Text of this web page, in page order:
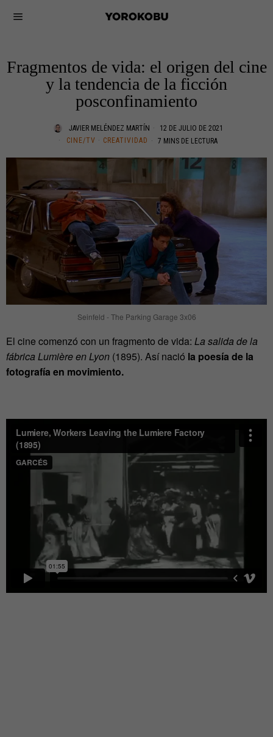
Fragmentos de vida: el origen del cine
y la tendencia de la ficción
posconfinamiento
JAVIER MELÉNDEZ MARTÍN
12 DE JULIO DE 2021
CINE/TV · CREATIVIDAD 7 MINS DE LECTURA
Seinfeld - The Parking Garage 3x06
El cine comenzó con un fragmento de vida: La salida de la
fábrica Lumière en Lyon (1895). Así nació la poesía de la
fotografía en movimiento.